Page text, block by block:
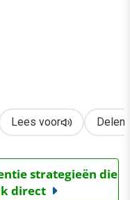
regels
Lees voor Delen
strategieën die
direct